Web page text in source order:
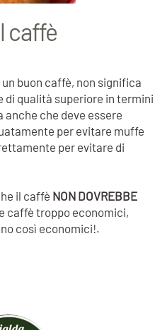
caffè
buon caffè, non significa
di qualità superiore in termini
anche che deve essere
per evitare muffe
per evitare di
il caffè NON DOVREBBE
caffè troppo economici,
così economici!.